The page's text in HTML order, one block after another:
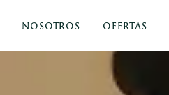
NOSOTROS OFERTAS